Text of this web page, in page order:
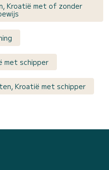
Kroatië met of zonder
met schipper
Kroatië met schipper